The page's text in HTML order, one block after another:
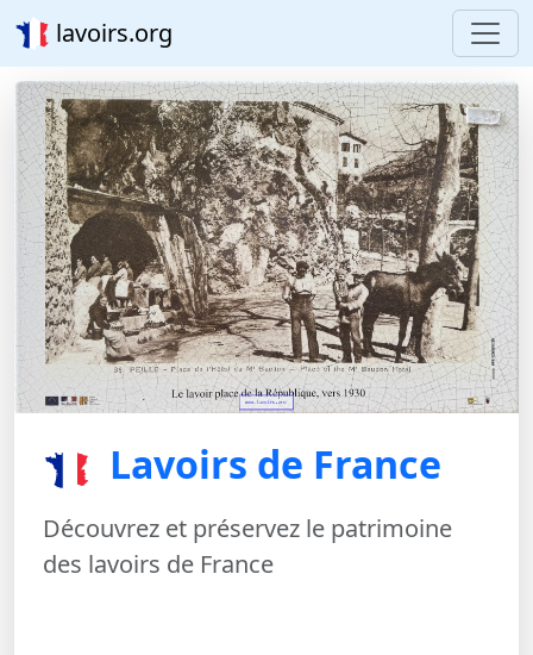
lavoirs.org
Lavoirs de France
Découvrez et préservez le patrimoine
des lavoirs de France